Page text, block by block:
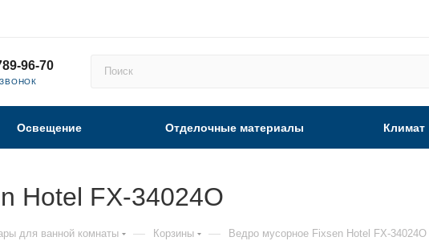
96-70
Освещение Отделочные материалы Климат
Hotel FX-34024O
для ванной комнаты — Корзины — Ведро мусорное Fixsen Hotel FX-34024O